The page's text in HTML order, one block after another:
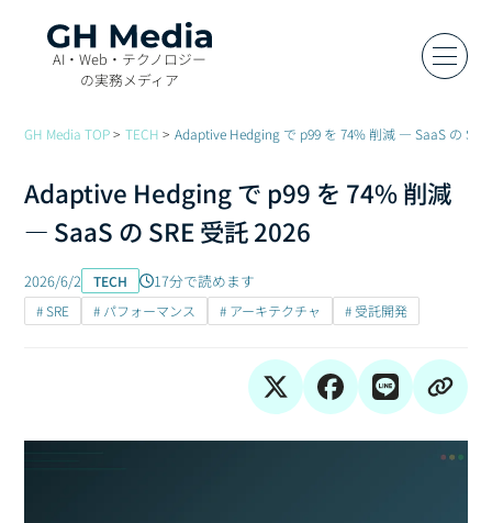
AI・Web・テクノロジー
の実務メディア
GH Media TOP TECH Adaptive Hedging で p99 を 74% 削減 — SaaS の SRE
Adaptive Hedging で p99 を 74% 削減
— SaaS の SRE 受託 2026
2026/6/2 TECH 17分で読めます
# SRE # パフォーマンス # アーキテクチャ # 受託開発